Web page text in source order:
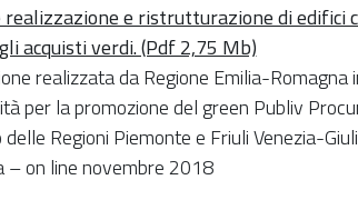
e ristrutturazione di edifici
acquisti verdi. (Pdf 2,75 Mb)
realizzata da Regione Emilia-
per la promozione del green Publiv
Regioni Piemonte e Friuli Venezia-
– on line novembre 2018